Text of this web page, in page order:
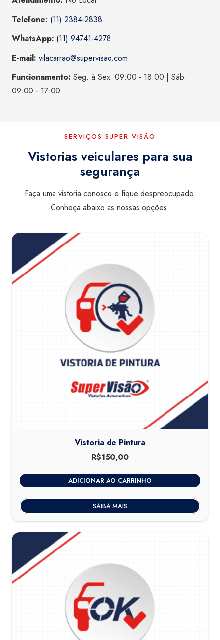
Telefone: (11) 2384-2838
WhatsApp: (11) 94741-4278
E-mail: vilacarrao@supervisao.com
Funcionamento: Seg. à Sex. 09:00 - 18:00 | Sáb.
09:00 - 17:00
SERVIÇOS SUPER VISÃO
Vistorias veiculares para sua
segurança
Faça uma vistoria conosco e fique despreocupado.
Conheça abaixo as nossas opções.
Vistoria de Pintura
R$150,00
ADICIONAR AO CARRINHO
SAIBA MAIS